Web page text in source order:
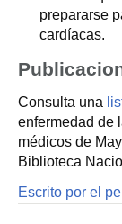
prepararse
cardíacas.
Consulta una
enfermedad de
médicos de
Biblioteca
Escrito por el